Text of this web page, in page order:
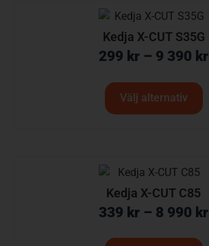
Kedja X-CUT S35G
299 kr – 9 390 kr
Välj alternativ
Kedja X-CUT C85
339 kr – 8 990 kr